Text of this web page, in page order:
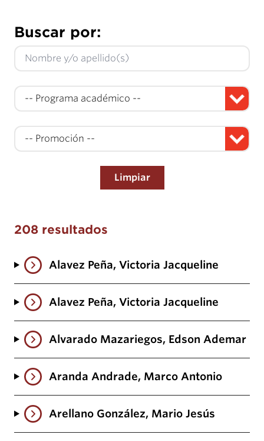
Buscar por:
Limpiar
208 resultados
Alavez Peña, Victoria Jacqueline
Alavez Peña, Victoria Jacqueline
Alvarado Mazariegos, Edson Ademar
Aranda Andrade, Marco Antonio
Arellano González, Mario Jesús